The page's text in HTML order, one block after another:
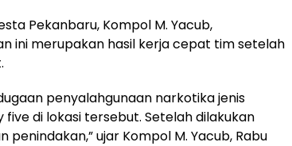
Pekanbaru, Kompol M. Yacub,
ini merupakan hasil kerja cepat tim setelah
penyalahgunaan narkotika jenis
di lokasi tersebut. Setelah dilakukan
ujar Kompol M. Yacub, Rabu